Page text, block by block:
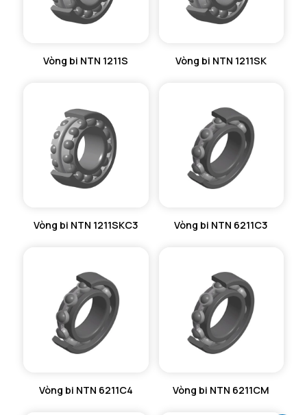
VÒNG BI LĂN TRỤ ĐẨY NTN
GỐI ĐỠ 2 NỬA NTN
MÁY GIA NHIỆT NTN
Vòng bi NTN 1211S Vòng bi NTN 1211SK
Vòng bi NTN 1211SKC3 Vòng bi NTN 6211C3
Vòng bi NTN 6211C4 Vòng bi NTN 6211CM